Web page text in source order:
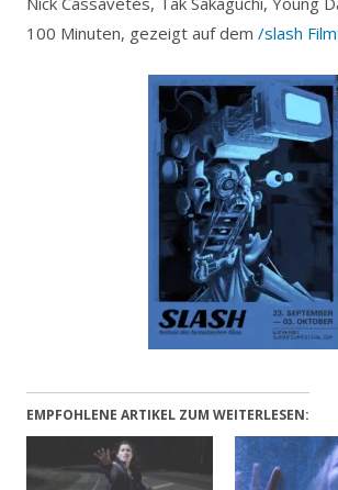
100 Minuten, gezeigt auf dem /slash
EMPFOHLENE ARTIKEL ZUM WEITERLESEN: